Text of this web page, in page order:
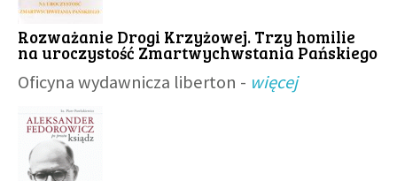
Rozważanie Drogi Krzyżowej. Trzy homilie
na uroczystość Zmartwychwstania Pańskiego
Oficyna wydawnicza liberton - więcej